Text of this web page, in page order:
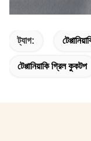
ট্যাগ:
টেপ্পানিয়াকি গ্রিল কুকটপ